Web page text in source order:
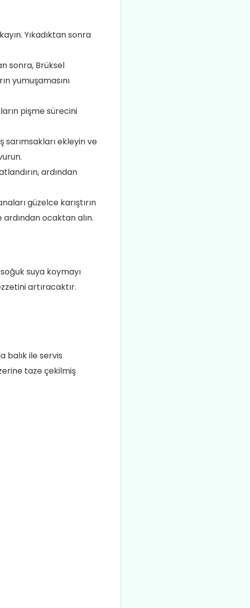
Yıkadıktan sonra
sonra, Brüksel
yumuşamasını
pişme sürecini
sarımsakları ekleyin ve
ardından
güzelce karıştırın
ardından ocaktan alın.
suya koymayı
artıracaktır.
balık ile servis
taze çekilmiş